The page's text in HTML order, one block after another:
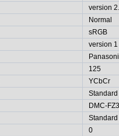
version
Normal
sRGB
version 1
125
YCbCr
Standard
DMC-
Standard
0